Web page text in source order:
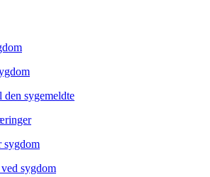
sygemeldte
sygdom
sygdom